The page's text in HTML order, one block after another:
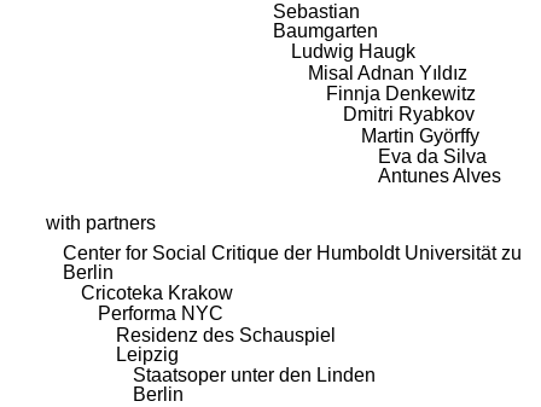
Sebastian
Baumgarten
Ludwig Haugk
Misal Adnan Yıldız
Finnja Denkewitz
Dmitri Ryabkov
Martin Györffy
Eva da Silva
Antunes Alves
with partners
Center for Social Critique der Humboldt Universität zu
Berlin
Cricoteka Krakow
Performa NYC
Residenz des Schauspiel
Leipzig
Staatsoper unter den Linden
Berlin